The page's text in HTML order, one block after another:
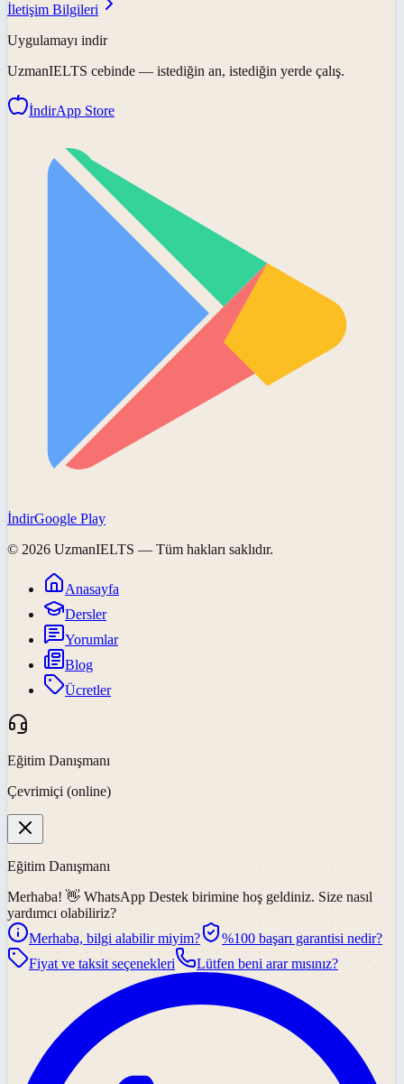
İletişim Bilgileri
Uygulamayı indir
UzmanIELTS cebinde — istediğin an, istediğin yerde çalış.
İndirApp Store
İndirGoogle Play
© 2026 UzmanIELTS — Tüm hakları saklıdır.
Anasayfa
Dersler
Yorumlar
Blog
Ücretler
Eğitim Danışmanı
Çevrimiçi (online)
Eğitim Danışmanı
Merhaba! 👋 WhatsApp Destek birimine hoş geldiniz. Size nasıl
yardımcı olabiliriz?
Merhaba, bilgi alabilir miyim?
%100 başarı garantisi nedir?
Fiyat ve taksit seçenekleri
Lütfen beni arar mısınız?